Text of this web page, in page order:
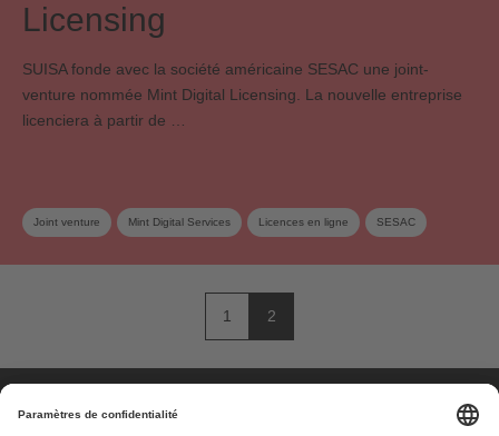
Licensing
SUISA fonde avec la société américaine SESAC une joint-
venture nommée Mint Digital Licensing. La nouvelle entreprise
licenciera à partir de …
Joint venture Mint Digital Services Licences en ligne SESAC
1 2